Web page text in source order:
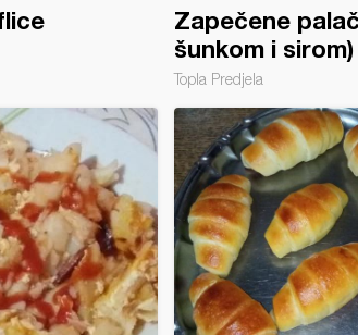
Zapečene
šunkom i sirom)
Topla Predjela